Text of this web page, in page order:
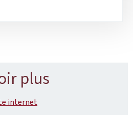
plus
internet